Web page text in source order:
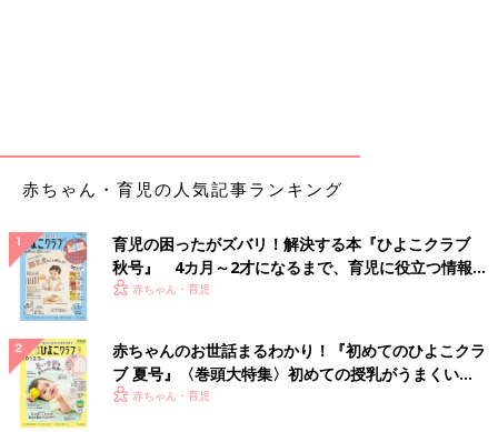
親子で楽しくおにぎり作り♪ ふりふりごはんボール
赤ちゃん・育児の人気記事ランキング
育児の困ったがズバリ！解決する本『ひよこクラブ
秋号』 4カ月～2才になるまで、育児に役立つ情報が
いっぱい！
赤ちゃん・育児
赤ちゃんのお世話まるわかり！『初めてのひよこクラ
ブ 夏号』〈巻頭大特集〉初めての授乳がうまくい
く！ おっぱい・ミルクの基本と夏のトラブル 解決テ
赤ちゃん・育児